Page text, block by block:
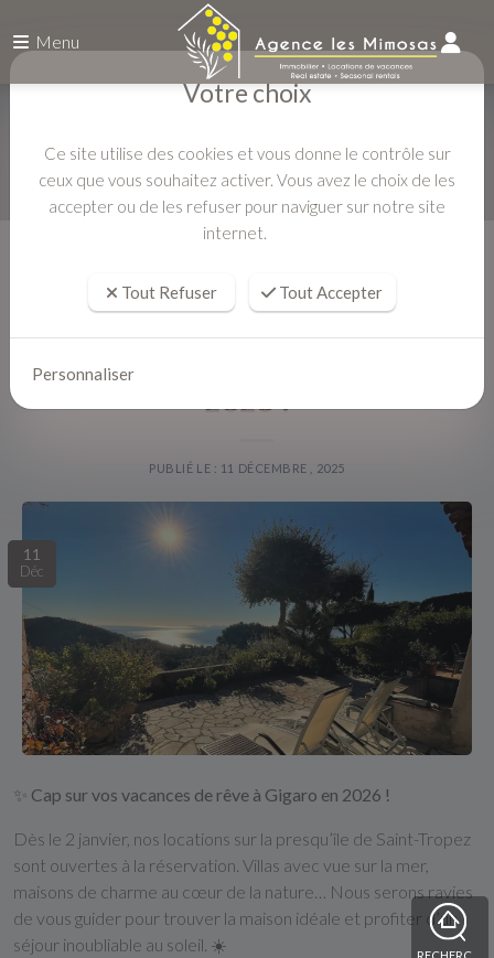
Menu
Vos vacances de rêve à Gigaro en
2026 !
PUBLIÉ LE : 11 DÉCEMBRE , 2025
11
Déc
✨ Cap sur vos vacances de rêve à Gigaro en 2026 !
Dès le 2 janvier, nos locations sur la presqu’île de Saint-Tropez
sont ouvertes à la réservation. Villas avec vue sur la mer,
maisons de charme au cœur de la nature… Nous serons ravies
de vous guider pour trouver la maison idéale et profiter d’un
séjour inoubliable au soleil. ☀️
Votre choix
Ce site utilise des cookies et vous donne le contrôle sur
ceux que vous souhaitez activer. Vous avez le choix de les
accepter ou de les refuser pour naviguer sur notre site
internet.
Tout Refuser Tout Accepter
Personnaliser